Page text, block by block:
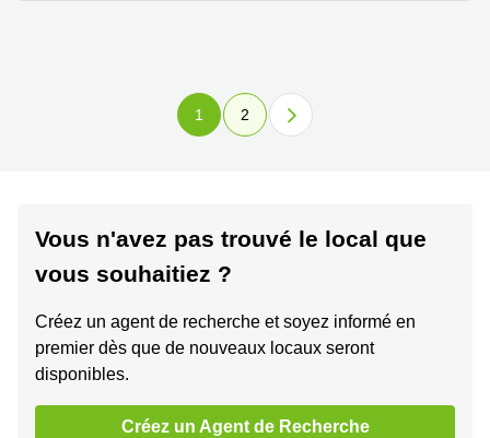
1 2
Vous n'avez pas trouvé le local que
vous souhaitiez ?
Créez un agent de recherche et soyez informé en
premier dès que de nouveaux locaux seront
disponibles.
Créez un Agent de Recherche